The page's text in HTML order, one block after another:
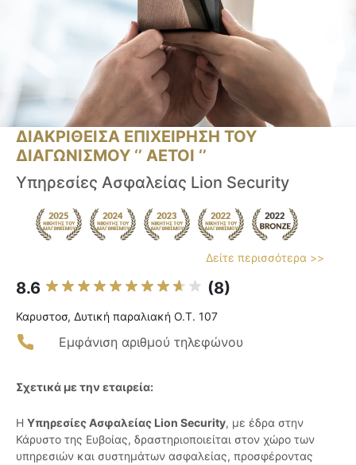
ΔΙΑΚΡΙΘΕΙΣΑ ΕΠΙΧΕΙΡΗΣΗ ΤΟΥ
ΔΙΑΓΩΝΙΣΜΟΥ ‘’ ΑΕΤΟΙ ‘’
Υπηρεσίες Ασφαλείας Lion Security
Δείτε περισσότερα >>
8.6 (8)
Καρυστοσ, Δυτική παραλιακή Ο.Τ. 107
Εμφάνιση αριθμού τηλεφώνου
Σχετικά με την εταιρεία:
Η Υπηρεσίες Ασφαλείας Lion Security, με έδρα στην
Κάρυστο της Ευβοίας, δραστηριοποιείται στον χώρο των
υπηρεσιών και συστημάτων ασφαλείας, προσφέροντας